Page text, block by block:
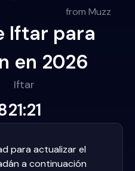
from Muzz
Iftar para
en 2026
Iftar
21:21
para actualizar el
a continuación